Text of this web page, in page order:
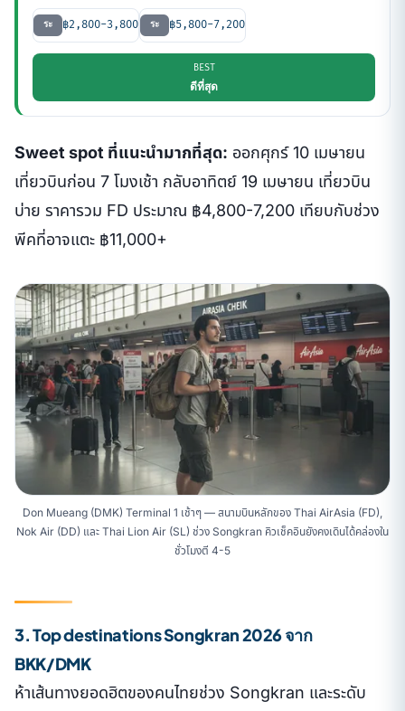
ระ ฿2,800-3,800 ระ ฿5,800-7,200
BEST
ดีที่สุด
Sweet spot ที่แนะนำมากที่สุด: ออกศุกร์ 10 เมษายน
เที่ยวบินก่อน 7 โมงเช้า กลับอาทิตย์ 19 เมษายน เที่ยวบิน
บ่าย ราคารวม FD ประมาณ ฿4,800-7,200 เทียบกับช่วง
พีคที่อาจแตะ ฿11,000+
Don Mueang (DMK) Terminal 1 เช้าๆ — สนามบินหลักของ Thai AirAsia (FD),
Nok Air (DD) และ Thai Lion Air (SL) ช่วง Songkran คิวเช็คอินยังคงเดินได้คล่องใน
ชั่วโมงตี 4-5
3. Top destinations Songkran 2026 จาก
BKK/DMK
ห้าเส้นทางยอดฮิตของคนไทยช่วง Songkran และระดับ